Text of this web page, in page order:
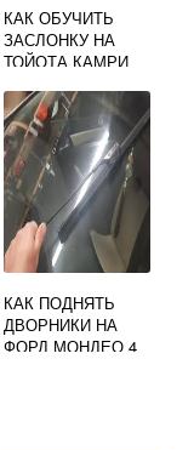
КАК ОБУЧИТЬ
ЗАСЛОНКУ НА
ТОЙОТА КАМРИ
КАК ПОДНЯТЬ
ДВОРНИКИ НА
ФОРД МОНДЕО 4